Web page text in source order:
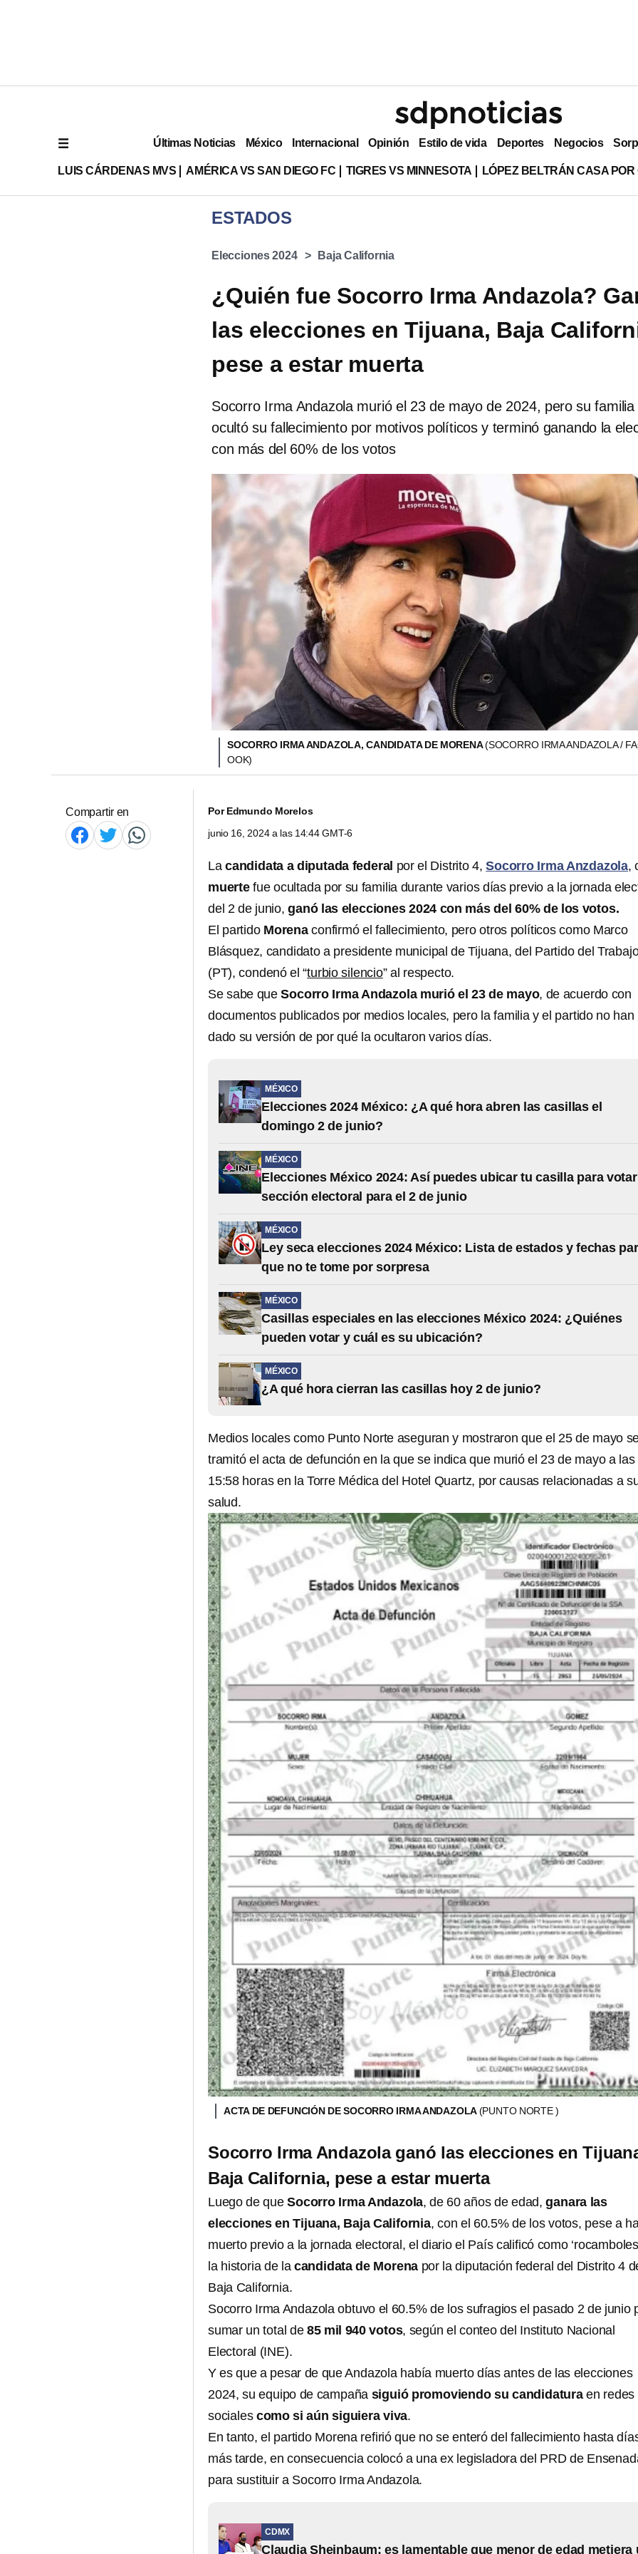
Últimas Noticias México Internacional Opinión Estilo de vida Deportes Negocios
LUIS CÁRDENAS MVS AMÉRICA VS SAN DIEGO FC TIGRES VS MINNESOTA LÓPEZ BELTRÁN CASA
ESTADOS
Elecciones 2024 Baja California
¿Quién fue Socorro Irma Andazola?
las elecciones en Tijuana, Baja
pese a estar muerta
Socorro Irma Andazola murió el 23 de mayo de 2024, pero su familia
ocultó su fallecimiento por motivos políticos y terminó ganando la
con más del 60% de los votos
SOCORRO IRMA ANDAZOLA, CANDIDATA DE MORENA(SOCORRO IRMA ANDAZOLA /
OOK)
Compartir en PorEdmundo Morelos
junio 16, 2024 a las 14:44 GMT-6
La candidata a diputada federal por el Distrito 4,Socorro Irma Anzdazola,
muertefue ocultada por su familia durante varios días previo a la jornada
del 2 de junio,ganó las elecciones 2024 con más del 60% de los votos.
El partido Morenaconfirmó el fallecimiento, pero otros políticos como Marco
Blásquez, candidato a presidente municipal de Tijuana, del Partido del
(PT), condenó el “turbio silencio” al respecto.
Se sabe queSocorro Irma Andazola murió el 23 de mayo, de acuerdo con
documentos publicados por medios locales, pero la familia y el partido no han
dado su versión de por qué la ocultaron varios días.
MÉXICO
Elecciones 2024 México: ¿A qué hora abren las casillas el
domingo 2 de junio?
MÉXICO
Elecciones México 2024: Así puedes ubicar tu casilla para
sección electoral para el 2 de junio
MÉXICO
Ley seca elecciones 2024 México: Lista de estados y fechas
que no te tome por sorpresa
MÉXICO
Casillas especiales en las elecciones México 2024: ¿Quiénes
pueden votar y cuál es su ubicación?
MÉXICO
¿A qué hora cierran las casillas hoy 2 de junio?
Medios locales como Punto Norte aseguran y mostraron que el 25 de mayo
tramitó el acta de defunción en la que se indica que murió el 23 de mayo a las
15:58 horas en la Torre Médica del Hotel Quartz, por causas relacionadas a
salud.
ACTA DE DEFUNCIÓN DE SOCORRO IRMA ANDAZOLA(PUNTO NORTE )
Socorro Irma Andazola ganó las elecciones en
Baja California, pese a estar muerta
Luego de queSocorro Irma Andazola, de 60 años de edad,ganara las
elecciones en Tijuana, Baja California, con el 60.5% de los votos, pese a
muerto previo a la jornada electoral, el diario el País calificó como
la historia de la candidata de Morena por la diputación federal del Distrito 4
Baja California.
Socorro Irma Andazola obtuvo el 60.5% de los sufragios el pasado 2 de junio
sumar un total de 85 mil 940 votos, según el conteo del Instituto Nacional
Electoral (INE).
Y es que a pesar de que Andazola había muerto días antes de las elecciones
2024, su equipo de campaña siguió promoviendo su candidaturaen redes
sociales como si aún siguiera viva.
En tanto, el partido Morena refirió que no se enteró del fallecimiento hasta
más tarde, en consecuencia colocó a una ex legisladora del PRD de
para sustituir a Socorro Irma Andazola.
CDMX
Claudia Sheinbaum: es lamentable que menor de edad metiera